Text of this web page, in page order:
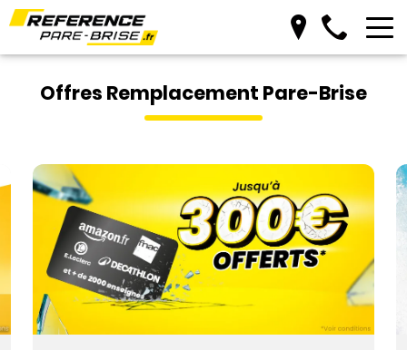
Offres Remplacement Pare-Brise